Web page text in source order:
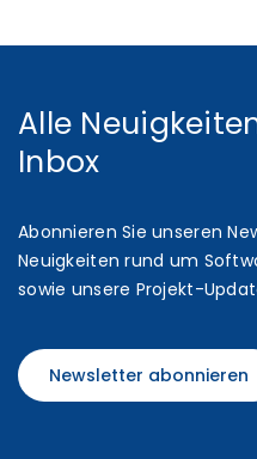
Alle
Inbox
Abonnieren Sie unseren
Neuigkeiten rund um
sowie unsere Projekt-
Newsletter abonnieren